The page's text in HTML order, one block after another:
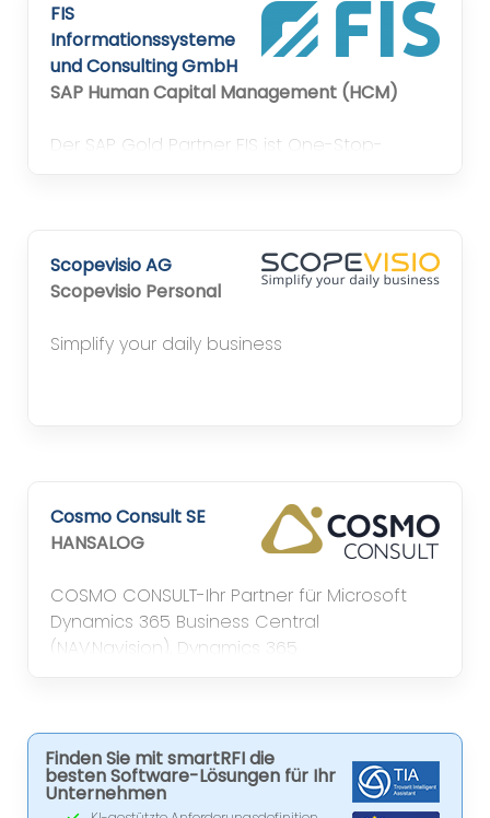
FIS
Informationssysteme
und Consulting GmbH
SAP Human Capital Management (HCM)
Der SAP Gold Partner FIS ist One-Stop-
Scopevisio AG
Scopevisio Personal
Simplify your daily business
Cosmo Consult SE
HANSALOG
COSMO CONSULT-Ihr Partner für Microsoft
Dynamics 365 Business Central
(NAV,Navision), Dynamics 365
Intelligence von Qlik in B, BI, DD, HH, K, L, M, MD,
MS, N, NM, S, WÜ
Finden Sie mit smartRFI die
besten Software-Lösungen für Ihr
Unternehmen